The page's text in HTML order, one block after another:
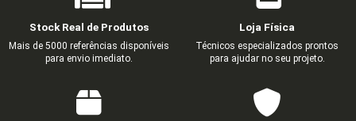
Stock Real de Produtos
Mais de 5000 referências disponíveis
para envio imediato.
Loja Física
Técnicos especializados prontos
para ajudar no seu projeto.